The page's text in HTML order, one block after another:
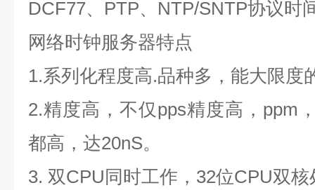
DCF77、PTP、NTP/SNTP协议时
网络时钟服务器特点
1.系列化程度高.品种多，能大限度
2.精度高，不仅pps精度高，ppm
都高，达20nS。
3. 双CPU同时工作，32位CPU双